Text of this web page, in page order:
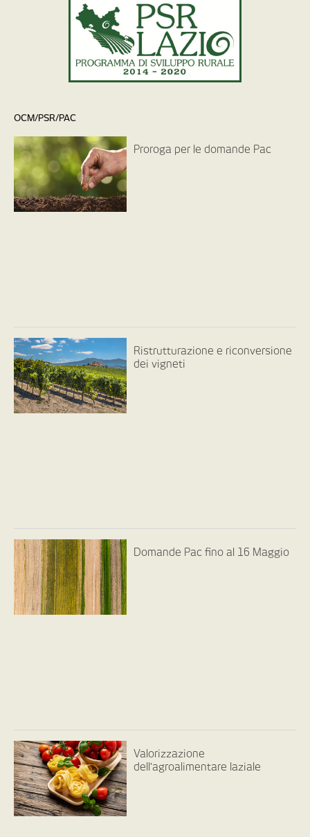
OCM/PSR/PAC
Proroga per le domande Pac
Ristrutturazione e riconversione
dei vigneti
Domande Pac fino al 16 Maggio
Valorizzazione
dell’agroalimentare laziale